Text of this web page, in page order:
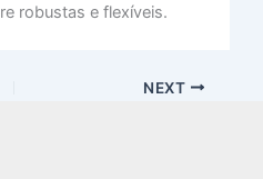
robustas e flexíveis.
NEXT